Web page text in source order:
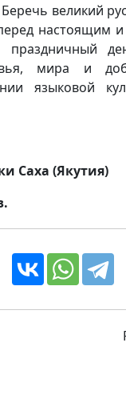
великий
настоящим
праздничный
мира и
языковой
Саха